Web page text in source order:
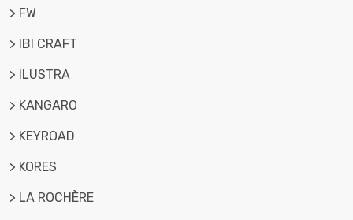
> FW
> IBI CRAFT
> ILUSTRA
> KANGARO
> KEYROAD
> KORES
> LA ROCHÈRE